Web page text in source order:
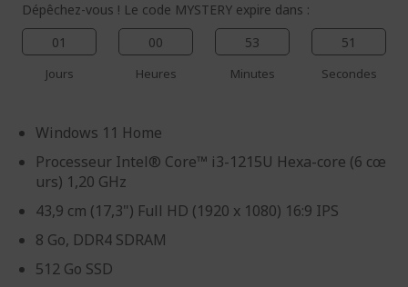
Dépêchez-vous ! Le code MYSTERY expire dans :
01
Jours
00
Heures
53
Minutes
50
Secondes
Windows 11 Home
Processeur Intel® Core™ i3-1215U Hexa-core (6 cœ
urs) 1,20 GHz
43,9 cm (17,3") Full HD (1920 x 1080) 16:9 IPS
8 Go, DDR4 SDRAM
512 Go SSD